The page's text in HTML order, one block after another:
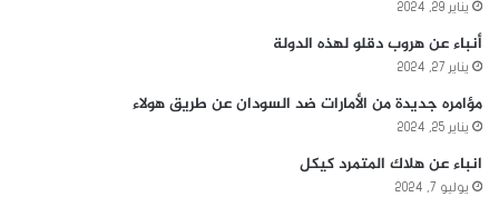
يناير 29, 2024
أنباء عن هروب دقلو لهذه الدولة
يناير 27, 2024
مؤامره جديدة من الأمارات ضد السودان عن طريق هولاء
يناير 25, 2024
انباء عن هلاك المتمرد كيكل
يوليو 7, 2024